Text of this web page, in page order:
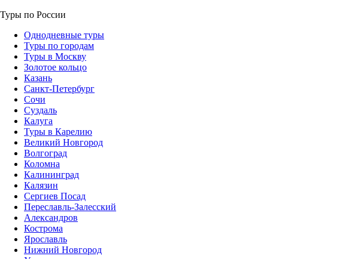
Туры по России
Однодневные туры
Туры по городам
Туры в Москву
Золотое кольцо
Казань
Санкт-Петербург
Сочи
Суздаль
Калуга
Туры в Карелию
Великий Новгород
Волгоград
Коломна
Калининград
Калязин
Сергиев Посад
Переславль-Залесский
Александров
Кострома
Ярославль
Нижний Новгород